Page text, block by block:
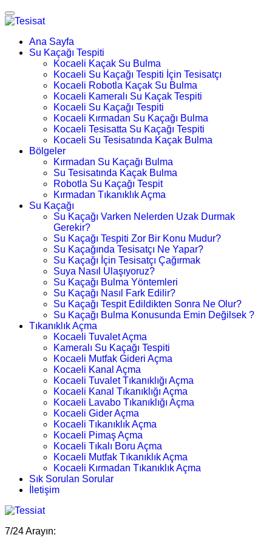
Ana Sayfa
Su Kaçağı Tespiti
Kocaeli Kaçak Su Bulma
Kocaeli Su Kaçağı Tespiti İçin Tesisatçı
Kocaeli Robotla Kaçak Su Bulma
Kocaeli Kameralı Su Kaçak Tespiti
Kocaeli Su Kaçağı Tespiti
Kocaeli Kırmadan Su Kaçağı Bulma
Kocaeli Tesisatta Su Kaçağı Tespiti
Kocaeli Su Tesisatında Kaçak Bulma
Bölgeler
Kırmadan Su Kaçağı Bulma
Su Tesisatında Kaçak Bulma
Robotla Su Kaçağı Tespit
Kırmadan Tıkanıklık Açma
Su Kaçağı
Su Kaçağı Varken Nelerden Uzak Durmak
Gerekir?
Su Kaçağı Tespiti Zor Bir Konu Mudur?
Su Kaçağında Tesisatçı Ne Yapar?
Su Kaçağı İçin Tesisatçı Çağırmak
Suya Nasıl Ulaşıyoruz?
Su Kaçağı Bulma Yöntemleri
Su Kaçağı Nasıl Fark Edilir?
Su Kaçağı Tespit Edildikten Sonra Ne Olur?
Su Kaçağı Bulma Konusunda Emin Değilsek ?
Tıkanıklık Açma
Kocaeli Tuvalet Açma
Kameralı Su Kaçağı Tespiti
Kocaeli Mutfak Gideri Açma
Kocaeli Kanal Açma
Kocaeli Tuvalet Tıkanıklığı Açma
Kocaeli Kanal Tıkanıklığı Açma
Kocaeli Lavabo Tıkanıklığı Açma
Kocaeli Gider Açma
Kocaeli Tıkanıklık Açma
Kocaeli Pimaş Açma
Kocaeli Tıkalı Boru Açma
Kocaeli Mutfak Tıkanıklık Açma
Kocaeli Kırmadan Tıkanıklık Açma
Sık Sorulan Sorular
İletişim
7/24 Arayın: